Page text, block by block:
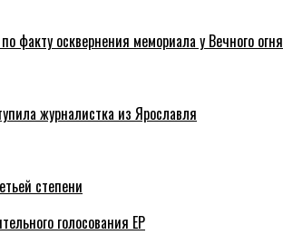
факту осквернения мемориала у Вечного огня
журналистка из Ярославля
степени
голосования ЕР